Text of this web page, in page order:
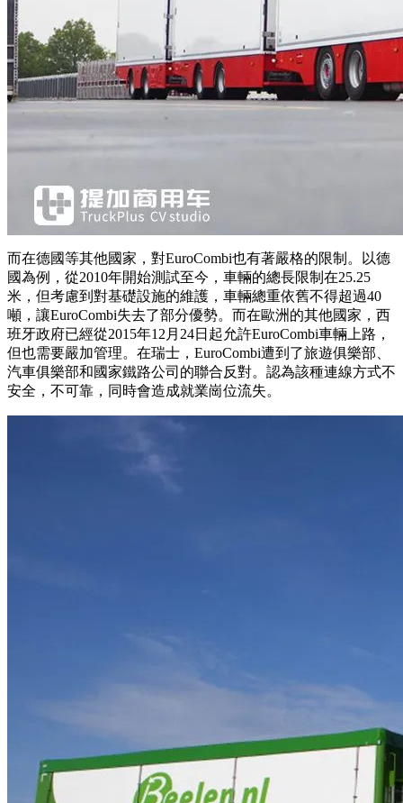
而在德國等其他國家，對EuroCombi也有著嚴格的限制。以德
國為例，從2010年開始測試至今，車輛的總長限制在25.25
米，但考慮到對基礎設施的維護，車輛總重依舊不得超過40
噸，讓EuroCombi失去了部分優勢。而在歐洲的其他國家，西
班牙政府已經從2015年12月24日起允許EuroCombi車輛上路，
但也需要嚴加管理。在瑞士，EuroCombi遭到了旅遊俱樂部、
汽車俱樂部和國家鐵路公司的聯合反對。認為該種連線方式不
安全，不可靠，同時會造成就業崗位流失。